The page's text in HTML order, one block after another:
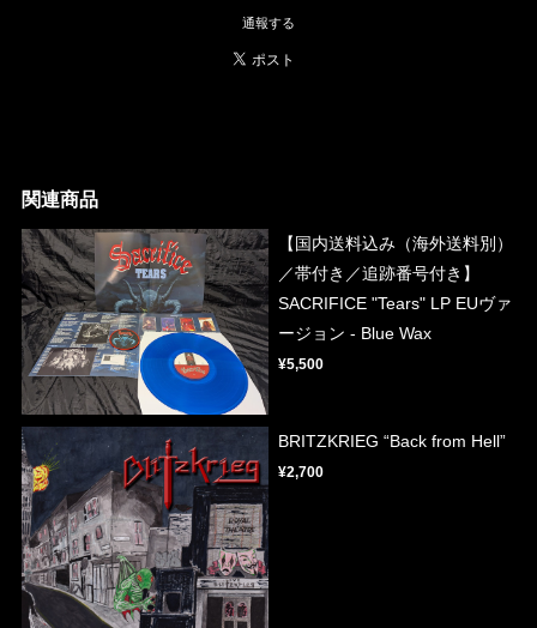
通報する
関連商品
【国内送料込み（海外送料別）
／帯付き／追跡番号付き】
SACRIFICE "Tears" LP EUヴァ
ージョン - Blue Wax
¥5,500
BRITZKRIEG “Back from Hell”
¥2,700